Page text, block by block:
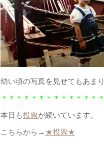
幼い頃の写真を見せてもあま
＊＊＊＊＊＊＊＊＊＊＊＊＊
本日も投票が続いています。
こちらから→ ★投票★